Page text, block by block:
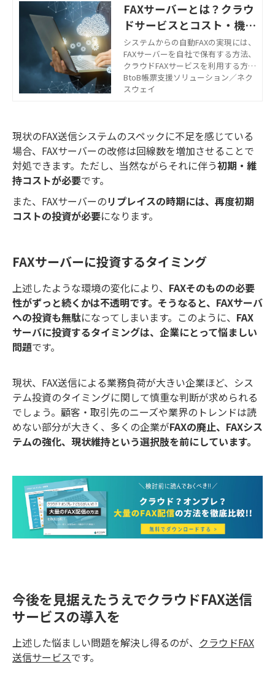
FAXサーバーとは？クラウ
ドサービスとコスト・機能
を徹底比較
システムからの自動FAXの実現には、
FAXサーバーを自社で保有する方法、
クラウドFAXサービスを利用する方法
の2つがあります。それぞれの特徴や
メリット、コスト比較についてご紹
BtoB帳票支援ソリューション／ネク
スウェイ
現状のFAX送信システムのスペックに不足を感じている
場合、FAXサーバーの改修は回線数を増加させることで
対処できます。ただし、当然ながらそれに伴う初期・維
持コストが必要です。
また、FAXサーバーのリプレイスの時期には、再度初期
コストの投資が必要になります。
FAXサーバーに投資するタイミング
上述したような環境の変化により、 FAXそのものの必要
性がずっと続くかは不透明です。そうなると、FAXサーバ
への投資も無駄になってしまいます。このように、 FAX
サーバに投資するタイミングは、企業にとって悩ましい
問題です。
現状、FAX送信による業務負荷が大きい企業ほど、シス
テム投資のタイミングに関して慎重な判断が求められる
でしょう。顧客・取引先のニーズや業界のトレンドは読
めない部分が大きく、多くの企業がFAXの廃止、FAXシス
テムの強化、現状維持という選択肢を前にしています。
今後を見据えたうえでクラウドFAX送信
サービスの導入を
上述した悩ましい問題を解決し得るのが、 クラウドFAX
送信サービスです。